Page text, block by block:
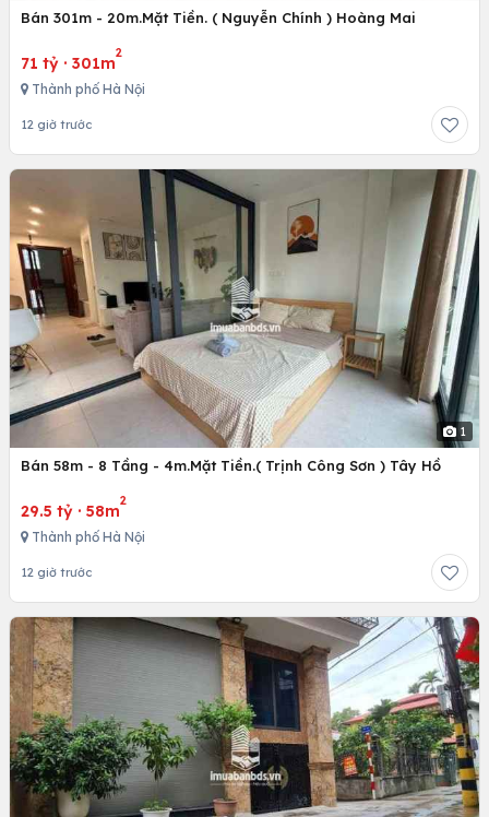
Bán 301m - 20m.Mặt Tiền. ( Nguyễn Chính ) Hoàng Mai
71 tỷ · 301m
2
Thành phố Hà Nội
12 giờ trước
1
Bán 58m - 8 Tầng - 4m.Mặt Tiền.( Trịnh Công Sơn ) Tây Hồ
29.5 tỷ · 58m
2
Thành phố Hà Nội
12 giờ trước